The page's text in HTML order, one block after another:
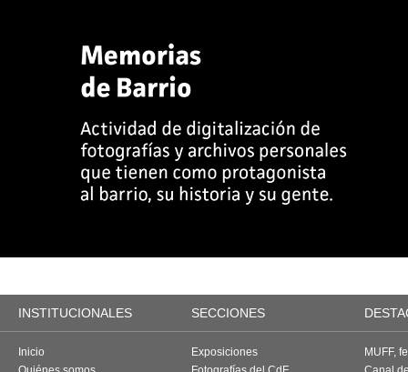
INSTITUCIONALES SECCIONES
Inicio
Exposiciones
MUFF,